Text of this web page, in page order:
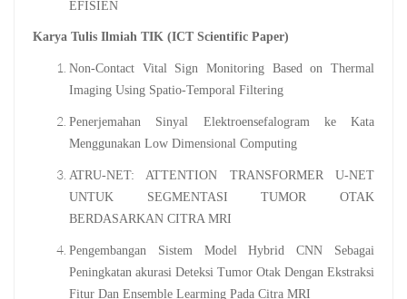
EFISIEN
Karya Tulis Ilmiah TIK (ICT Scientific Paper)
Non-Contact Vital Sign Monitoring Based on Thermal
Imaging Using Spatio-Temporal Filtering
Penerjemahan Sinyal Elektroensefalogram ke Kata
Menggunakan Low Dimensional Computing
ATRU-NET: ATTENTION TRANSFORMER U-NET
UNTUK SEGMENTASI TUMOR OTAK
BERDASARKAN CITRA MRI
Pengembangan Sistem Model Hybrid CNN Sebagai
Peningkatan akurasi Deteksi Tumor Otak Dengan Ekstraksi
Fitur Dan Ensemble Learming Pada Citra MRI